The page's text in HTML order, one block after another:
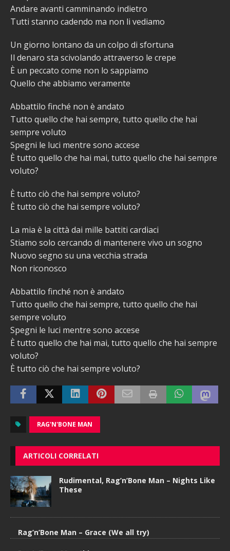
Andare avanti camminando indietro
Tutti stanno cadendo ma non li vediamo
Un giorno lontano da un colpo di sfortuna
Il denaro sta scivolando attraverso le crepe
È un peccato come non lo sappiamo
Quello che abbiamo veramente
Abbattilo finché non è andato
Tutto quello che hai sempre, tutto quello che hai
sempre voluto
Spegni le luci mentre sono accese
È tutto quello che hai mai, tutto quello che hai sempre
voluto?
È tutto ciò che hai sempre voluto?
È tutto ciò che hai sempre voluto?
La mia è la città dai mille battiti cardiaci
Stiamo solo cercando di mantenere vivo un sogno
Nuovo segno su una vecchia strada
Non riconosco
Abbattilo finché non è andato
Tutto quello che hai sempre, tutto quello che hai
sempre voluto
Spegni le luci mentre sono accese
È tutto quello che hai mai, tutto quello che hai sempre
voluto?
È tutto ciò che hai sempre voluto?
RAG'N'BONE MAN
ARTICOLI CORRELATI
Rudimental, Rag’n’Bone Man – Nights Like
These
Rag’n’Bone Man – Grace (We all try)